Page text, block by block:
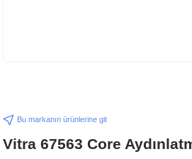
Bu markanın ürünlerine git
Vitra 67563 Core